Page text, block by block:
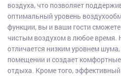
воздуха, что позволяет
оптимальный уровень
функции, вы и ваши гости
чистым воздухом в любое время.
отличается низким уровнем
помещении и создает
отдыха. Кроме того,